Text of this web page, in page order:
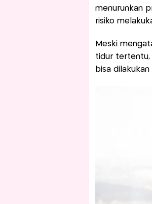
menurunkan
risiko
Meski
tidur tertentu,
bisa